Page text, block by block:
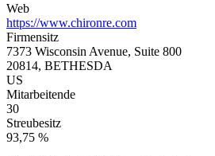
Web
https://www.chironre.com
Firmensitz
7373 Wisconsin Avenue, Suite 800
20814, BETHESDA
US
Mitarbeitende
30
Streubesitz
93,75 %